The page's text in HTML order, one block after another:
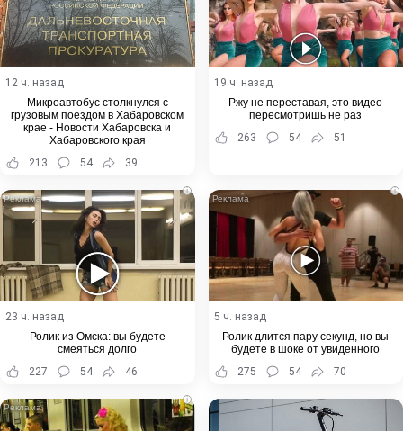
12 ч. назад
Микроавтобус столкнулся с
грузовым поездом в Хабаровском
крае - Новости Хабаровска и
Хабаровского края
213
54 39
19 ч. назад
Ржу не переставая, это видео
пересмотришь не раз
263
54 51
i
23 ч. назад
Ролик из Омска: вы будете
смеяться долго
227
54 46
i
5 ч. назад
Ролик длится пару секунд, но вы
будете в шоке от увиденного
275
54 70
i